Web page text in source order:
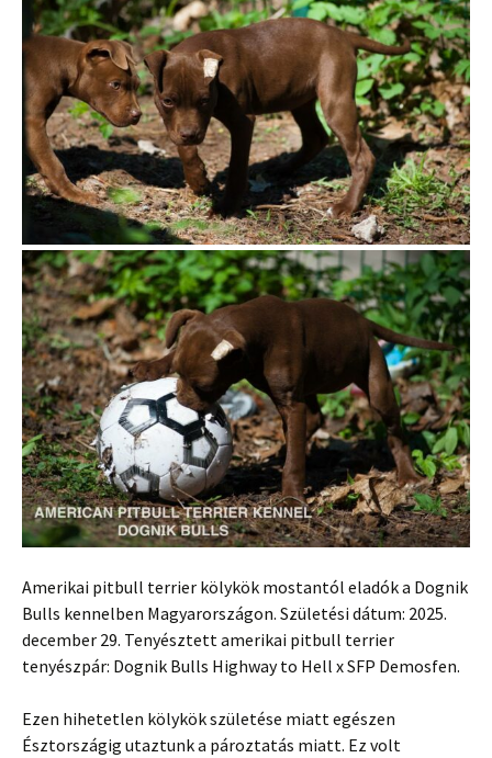
Amerikai pitbull terrier kölykök mostantól eladók a Dognik
Bulls kennelben Magyarországon. Születési dátum: 2025.
december 29. Tenyésztett amerikai pitbull terrier
tenyészpár: Dognik Bulls Highway to Hell x SFP Demosfen.
Ezen hihetetlen kölykök születése miatt egészen
Észtországig utaztunk a pároztatás miatt. Ez volt